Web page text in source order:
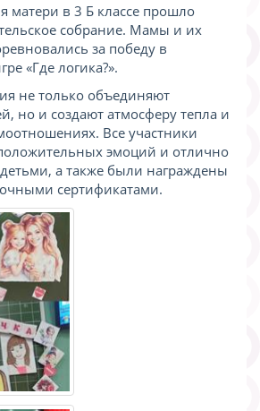
матери в 3 Б классе прошло
собрание. Мамы и их
за победу в
«Где логика?».
не только объединяют
но и создают атмосферу тепла и
Все участники
эмоций и отлично
а также были награждены
сертификатами.